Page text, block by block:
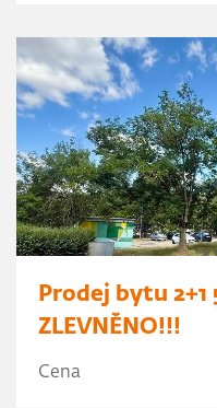
Prodej bytu 2+1
ZLEVNĚNO!!!
Cena